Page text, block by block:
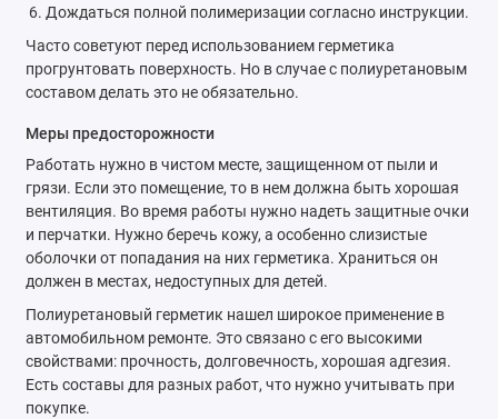
Дождаться полной полимеризации согласно инструкции.
Часто советуют перед использованием герметика
прогрунтовать поверхность. Но в случае с полиуретановым
составом делать это не обязательно.
Меры предосторожности
Работать нужно в чистом месте, защищенном от пыли и
грязи. Если это помещение, то в нем должна быть хорошая
вентиляция. Во время работы нужно надеть защитные очки
и перчатки. Нужно беречь кожу, а особенно слизистые
оболочки от попадания на них герметика. Храниться он
должен в местах, недоступных для детей.
Полиуретановый герметик нашел широкое применение в
автомобильном ремонте. Это связано с его высокими
свойствами: прочность, долговечность, хорошая адгезия.
Есть составы для разных работ, что нужно учитывать при
покупке.